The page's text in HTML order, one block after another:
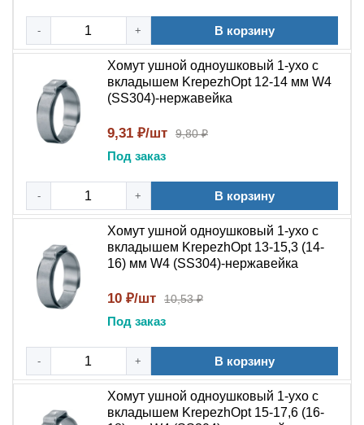
Защитный вкладыш:Интегрированный
эластичный элемент защищает шланг от
повреждений и равномерно распределяет
давление.
Максимальная коррозионная стойкость:
Нержавеющая сталь W4 (AISI 316Ti) устойчива к
кислотам, хлоридам и морской воде.
Бесступенчатое обжатие:
окружности без повреждения шланга.
Постоянное усилие:После обжатия сохраняет
заданное усилие, не требует подтяжки.
Повышенная термостойкость:Сохраняет
прочность от -80°C до +400°C.
Нужен премиальный бесступенчатый зажим с
защитным вкладышем для работы в агрессивных
средах?Добавьте ушной хомут с вкладышем
KrepezhOpt в корзину — получите максимальную
надежность для ответственных соединений.
Часто задаваемые вопросы (FAQ)
- + В корзину
Хомут ушной одноушковый 1-ухо с
вкладышем KrepezhOpt 12-14 мм W4
(SS304)-нержавейка
9,31 ₽/шт 9,80 ₽
Под заказ
- + В корзину
Хомут ушной одноушковый 1-ухо с
вкладышем KrepezhOpt 13-15,3 (14-
16) мм W4 (SS304)-нержавейка
10 ₽/шт 10,53 ₽
Под заказ
- + В корзину
Хомут ушной одноушковый 1-ухо с
вкладышем KrepezhOpt 15-17,6 (16-